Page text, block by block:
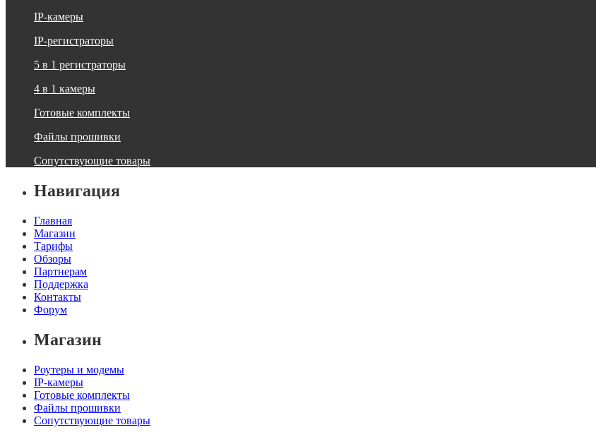
IP-камеры
IP-регистраторы
5 в 1 регистраторы
4 в 1 камеры
Готовые комплекты
Файлы прошивки
Сопутствующие товары
Навигация
Главная
Магазин
Тарифы
Обзоры
Партнерам
Поддержка
Контакты
Форум
Магазин
Роутеры и модемы
IP-камеры
Готовые комплекты
Файлы прошивки
Сопутствующие товары